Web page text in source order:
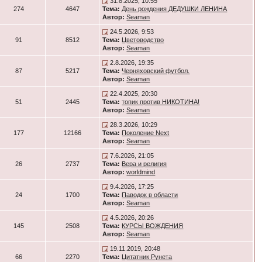
274 4647
Тема: День рождения ДЕДУШКИ ЛЕНИНА
Автор: Seaman
91 8512
24.5.2026, 9:53
Тема: Цветоводство
Автор: Seaman
87 5217
2.8.2026, 19:35
Тема: Черняховский футбол.
Автор: Seaman
51 2445
22.4.2025, 20:30
Тема: топик против НИКОТИНА!
Автор: Seaman
177 12166
28.3.2026, 10:29
Тема: Поколение Next
Автор: Seaman
26 2737
7.6.2026, 21:05
Тема: Вера и религия
Автор: worldmind
24 1700
9.4.2026, 17:25
Тема: Паводок в области
Автор: Seaman
145 2508
4.5.2026, 20:26
Тема: КУРСЫ ВОЖДЕНИЯ
Автор: Seaman
66 2270
19.11.2019, 20:48
Тема: Цитатник Рунета